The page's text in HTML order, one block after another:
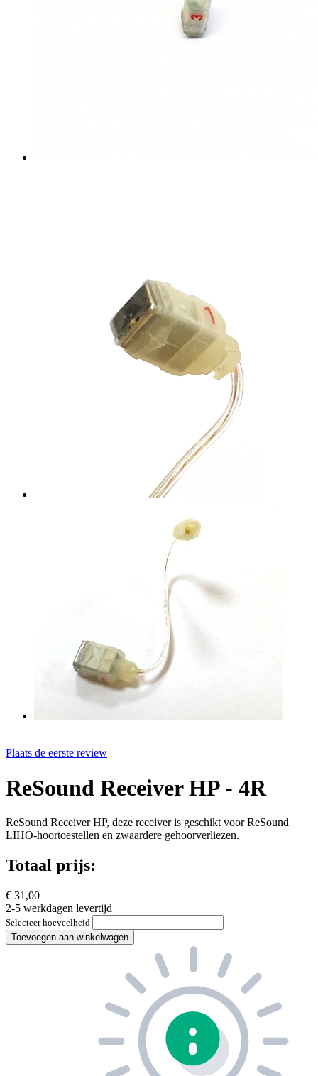
Plaats de eerste review
ReSound Receiver HP - 4R
ReSound Receiver HP, deze receiver is geschikt voor ReSound
LIHO-hoortoestellen en zwaardere gehoorverliezen.
Totaal prijs:
€ 31,00
2-5 werkdagen levertijd
Selecteer hoeveelheid
Toevoegen aan winkelwagen